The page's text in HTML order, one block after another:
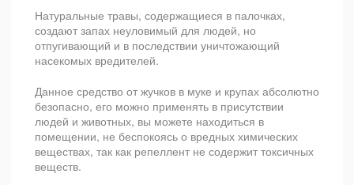
Натуральные травы, содержащиеся в палочках,
создают запах неуловимый для людей, но
отпугивающий и в последствии уничтожающий
насекомых вредителей.
Данное средство от жучков в муке и крупах абсолютно
безопасно, его можно применять в присутствии
людей и животных, вы можете находиться в
помещении, не беспокоясь о вредных химических
веществах, так как репеллент не содержит токсичных
веществ.